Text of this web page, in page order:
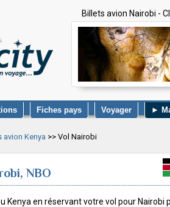
Billets avion Nairobi -
Fiches pays Voyager ►
avion Kenya >> Vol Nairobi
NBO
Kenya en réservant votre vol pour Nairobi